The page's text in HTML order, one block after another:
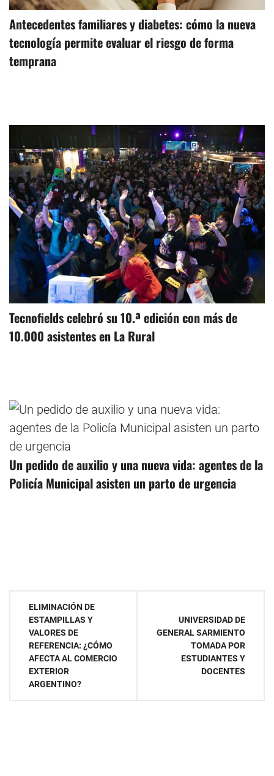
Antecedentes familiares y diabetes: cómo la nueva
tecnología permite evaluar el riesgo de forma
temprana
Tecnofields celebró su 10.ª edición con más de
10.000 asistentes en La Rural
Un pedido de auxilio y una nueva vida: agentes de la
Policía Municipal asisten un parto de urgencia
Navegación
entradas
ELIMINACIÓN DE
ESTAMPILLAS Y
VALORES DE
REFERENCIA: ¿CÓMO
AFECTA AL COMERCIO
EXTERIOR
ARGENTINO?
UNIVERSIDAD DE
GENERAL SARMIENTO
TOMADA POR
ESTUDIANTES Y
DOCENTES